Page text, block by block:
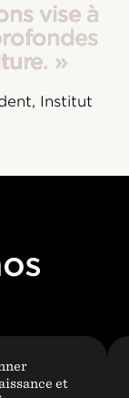
vise à
»
vise à
»
Institut
et